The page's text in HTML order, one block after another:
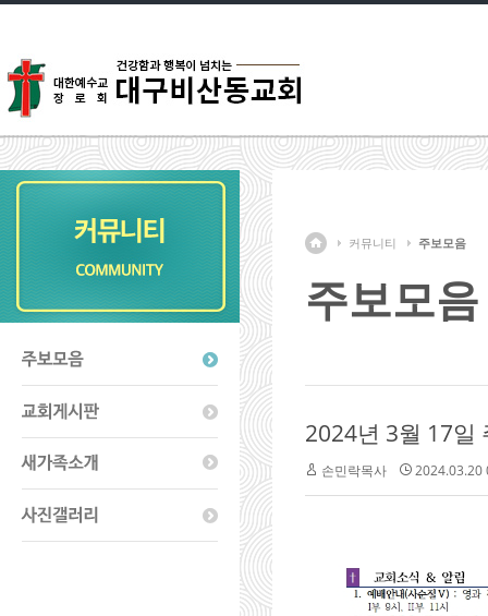
커뮤니티 주보모음
주보모음
2024년 3월 17일
손민락목사 2024.03.20